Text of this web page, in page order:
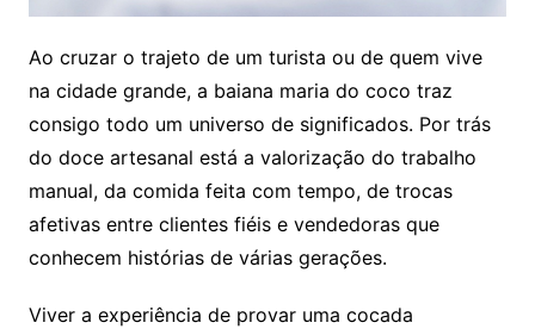
Ao cruzar o trajeto de um turista ou de quem vive
na cidade grande, a baiana maria do coco traz
consigo todo um universo de significados. Por trás
do doce artesanal está a valorização do trabalho
manual, da comida feita com tempo, de trocas
afetivas entre clientes fiéis e vendedoras que
conhecem histórias de várias gerações.
Viver a experiência de provar uma cocada